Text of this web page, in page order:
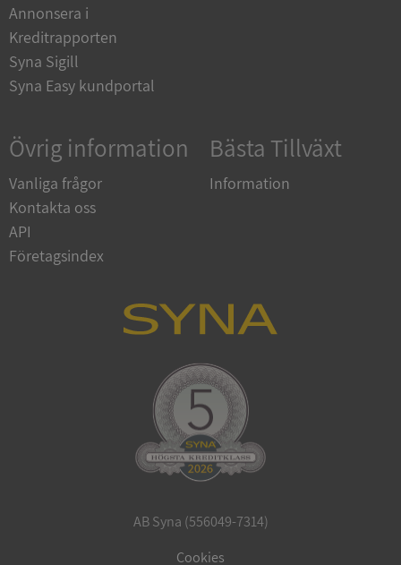
Annonsera i
Kreditrapporten
Syna Sigill
Syna Easy kundportal
Övrig information
Vanliga frågor
Kontakta oss
API
Företagsindex
Bästa Tillväxt
Information
AB Syna (556049-7314)
Cookies
__RequestVerificationToken
CookieScriptConsent
CookieScript
.syna.se
_GRECAPTCHA
Google LLC
www.google.com